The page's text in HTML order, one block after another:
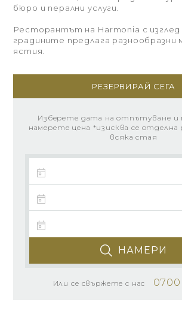
бюро и перални услуги.
Ресторантът на Harmonia с изглед
градините предлага разнообразни
ястия.
РЕЗЕРВИРАЙ СЕГА
Изберете дата на отпътуване
намерете цена *изисква се отделна
всяка стая
НАМЕРИ
Или се свържете с нас 0700